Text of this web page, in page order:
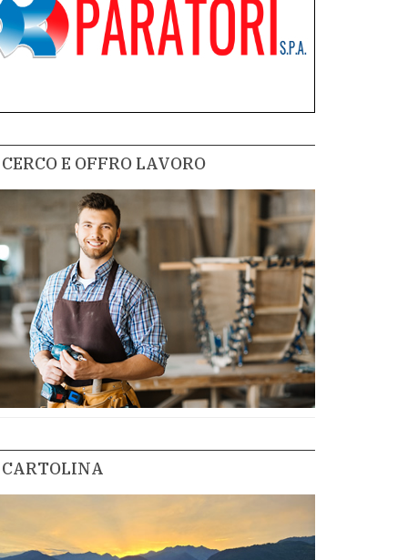
CERCO E OFFRO LAVORO
CARTOLINA